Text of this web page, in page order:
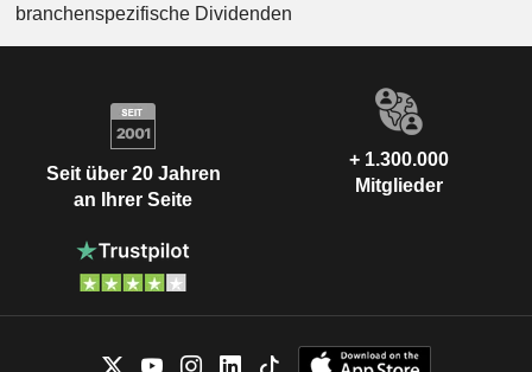
branchenspezifische Dividenden
Seit über 20 Jahren
an Ihrer Seite
+ 1.300.000
Mitglieder